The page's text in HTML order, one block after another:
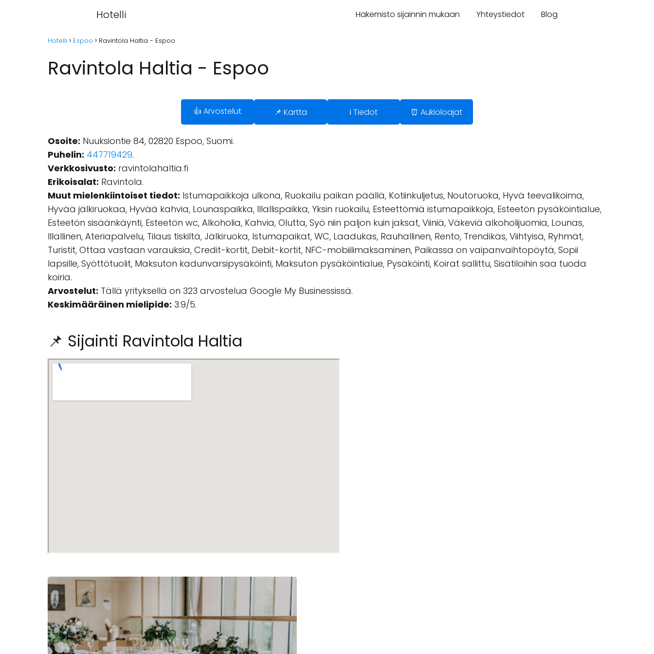
Hotelli Hakemisto sijainnin mukaan Yhteystiedot Blog
Hotelli Espoo Ravintola Haltia - Espoo
Ravintola Haltia - Espoo
👍 Arvostelut 📌 Kartta ℹ️ Tiedot ⏰ Aukioloajat
Osoite: Nuuksiontie 84, 02820 Espoo, Suomi.
Puhelin: 447719429.
Verkkosivusto: ravintolahaltia.fi
Erikoisalat: Ravintola.
Muut mielenkiintoiset tiedot: Istumapaikkoja ulkona, Ruokailu paikan päällä, Kotiinkuljetus, Noutoruoka, Hyvä teevalikoima,
Hyvää jälkiruokaa, Hyvää kahvia, Lounaspaikka, Illallispaikka, Yksin ruokailu, Esteettömiä istumapaikkoja, Esteetön pysäköintialue,
Esteetön sisäänkäynti, Esteetön wc, Alkoholia, Kahvia, Olutta, Syö niin paljon kuin jaksat, Viiniä, Väkeviä alkoholijuomia, Lounas,
Illallinen, Ateriapalvelu, Tilaus tiskiltä, Jälkiruoka, Istumapaikat, WC, Laadukas, Rauhallinen, Rento, Trendikäs, Viihtyisä, Ryhmät,
Turistit, Ottaa vastaan varauksia, Credit-kortit, Debit-kortit, NFC-mobiilimaksaminen, Paikassa on vaipanvaihtopöytä, Sopii
lapsille, Syöttötuolit, Maksuton kadunvarsipysäköinti, Maksuton pysäköintialue, Pysäköinti, Koirat sallittu, Sisätiloihin saa tuoda
koiria.
Arvostelut: Tällä yrityksellä on 323 arvostelua Google My Businessissä.
Keskimääräinen mielipide: 3.9/5.
📌 Sijainti Ravintola Haltia